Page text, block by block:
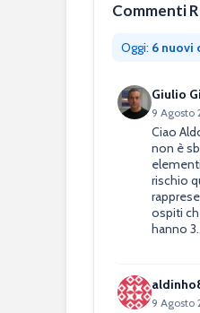
Commenti
Oggi: 6 nuovi
Giulio
9 Agosto
Ciao
non è
rischio
ospiti
hanno
9 Agosto